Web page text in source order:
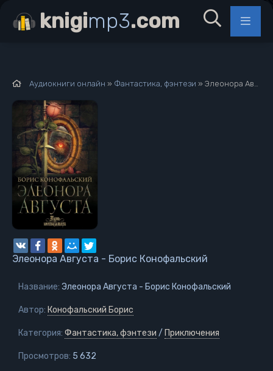
Аудиокниги онлайн » Фантастика, фэнтези » Элеонора Августа - Борис Конофальский
Элеонора Августа - Борис Конофальский
Название: Элеонора Августа - Борис Конофальский
Автор: Конофальский Борис
Категория: Фантастика, фэнтези / Приключения
Просмотров: 5 632
knigimp3.com